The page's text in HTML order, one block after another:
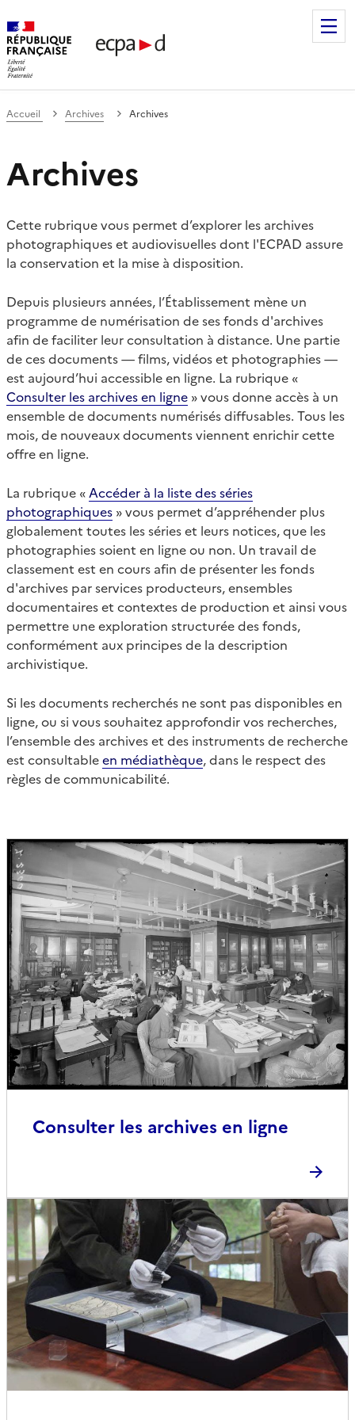
de communication et de production
Accueil Archives Archives
Archives
Cette rubrique vous permet d’explorer les archives
photographiques et audiovisuelles dont l'ECPAD assure
la conservation et la mise à disposition.
Depuis plusieurs années, l’Établissement mène un
programme de numérisation de ses fonds d'archives
afin de faciliter leur consultation à distance. Une partie
de ces documents — films, vidéos et photographies —
est aujourd’hui accessible en ligne. La rubrique «
Consulter les archives en ligne » vous donne accès à un
ensemble de documents numérisés diffusables. Tous les
mois, de nouveaux documents viennent enrichir cette
offre en ligne.
La rubrique « Accéder à la liste des séries
photographiques » vous permet d’appréhender plus
globalement toutes les séries et leurs notices, que les
photographies soient en ligne ou non. Un travail de
classement est en cours afin de présenter les fonds
d'archives par services producteurs, ensembles
documentaires et contextes de production et ainsi vous
permettre une exploration structurée des fonds,
conformément aux principes de la description
archivistique.
Si les documents recherchés ne sont pas disponibles en
ligne, ou si vous souhaitez approfondir vos recherches,
l’ensemble des archives et des instruments de recherche
est consultableen médiathèque, dans le respect des
règles de communicabilité.
Consulter les archives en ligne